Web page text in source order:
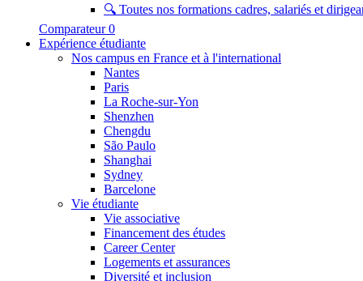
🔍 Toutes nos formations cadres, salariés et
Comparateur 0
Expérience étudiante
Nos campus en France et à l'international
Nantes
Paris
La Roche-sur-Yon
Shenzhen
Chengdu
São Paulo
Shanghai
Sydney
Barcelone
Vie étudiante
Vie associative
Financement des études
Career Center
Logements et assurances
Diversité et inclusion